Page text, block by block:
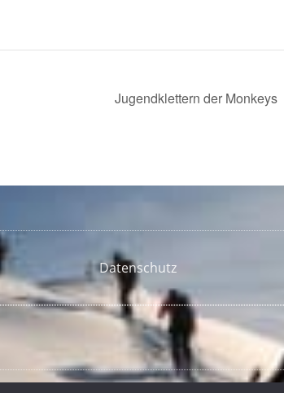
Jugendklettern der Monkeys
Datenschutz